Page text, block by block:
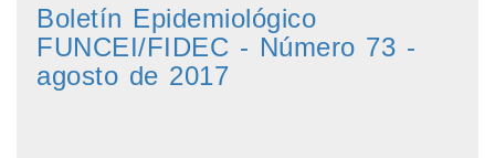
Boletín Epidemiológico
FUNCEI/FIDEC - Número 73 -
agosto de 2017